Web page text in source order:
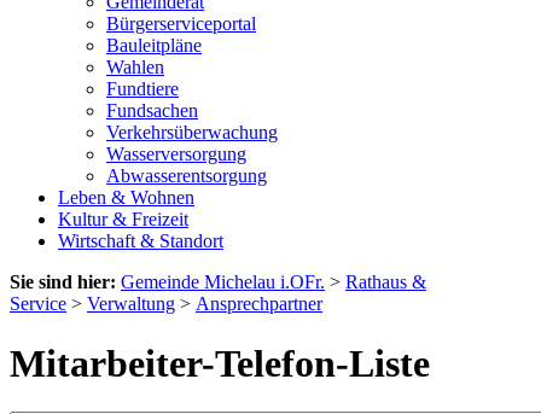
Bürgerserviceportal
Bauleitpläne
Wahlen
Fundtiere
Fundsachen
Verkehrsüberwachung
Wasserversorgung
Abwasserentsorgung
Leben & Wohnen
Kultur & Freizeit
Wirtschaft & Standort
Sie sind hier: Gemeinde Michelau i.OFr. > Rathaus &
Service > Verwaltung > Ansprechpartner
Mitarbeiter-Telefon-Liste